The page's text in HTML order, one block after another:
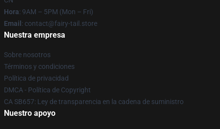
Hora: 9AM – 5PM (Mon – Fri)
Email : contact@fairy-tail.store
Nuestra empresa
Sobre nosotros
Términos y condiciones
Política de privacidad
DMCA - Política de Copyright
CA SB657: Ley de transparencia en la cadena de suministro
Nuestro apoyo